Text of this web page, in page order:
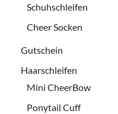
Schuhschleifen
Cheer Socken
Gutschein
Haarschleifen
Mini CheerBow
Ponytail Cuff